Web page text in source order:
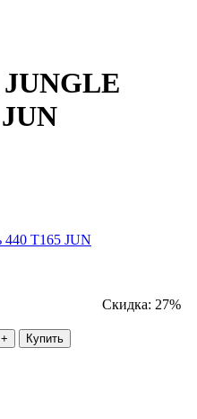
Скидка: 27%
Купить